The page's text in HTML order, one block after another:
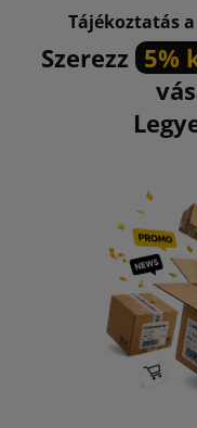
Tájékoztatás
Szerezz 5%